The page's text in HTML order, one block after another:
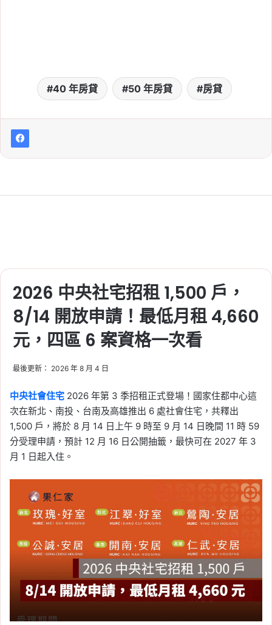
40 年房貸 50 年房貸 房貸
2026 中央社宅招租 1,500 戶，
8/14 開放申請！最低月租 4,660
元，四區 6 案資格一次看
最後更新： 2026 年 8 月 4 日
中央社會住宅 2026 年第 3 季招租正式登場！國家住都中心這
次在新北、南投、台南及高雄推出 6 處社會住宅，共釋出
1,500 戶，將於 8 月 14 日上午 9 時至 9 月 14 日晚間 11 時 59
分受理申請，預計 12 月 16 日公開抽籤，最快可在 2027 年 3
月 1 日起入住。